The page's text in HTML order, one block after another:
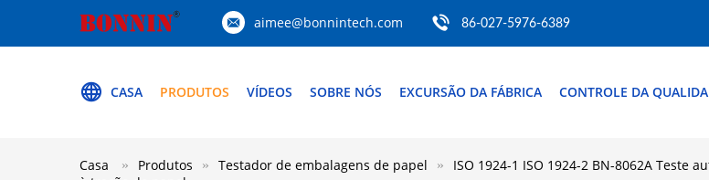
aimee@bonnintech.com 86-027-5976-6389
CASA PRODUTOS VÍDEOS SOBRE NÓS EXCURSÃO DA FÁBRICA CONTROLE DA
Casa Produtos Testador de embalagens de papel
ISO 1924-1 ISO 1924-2 BN-8062A Teste